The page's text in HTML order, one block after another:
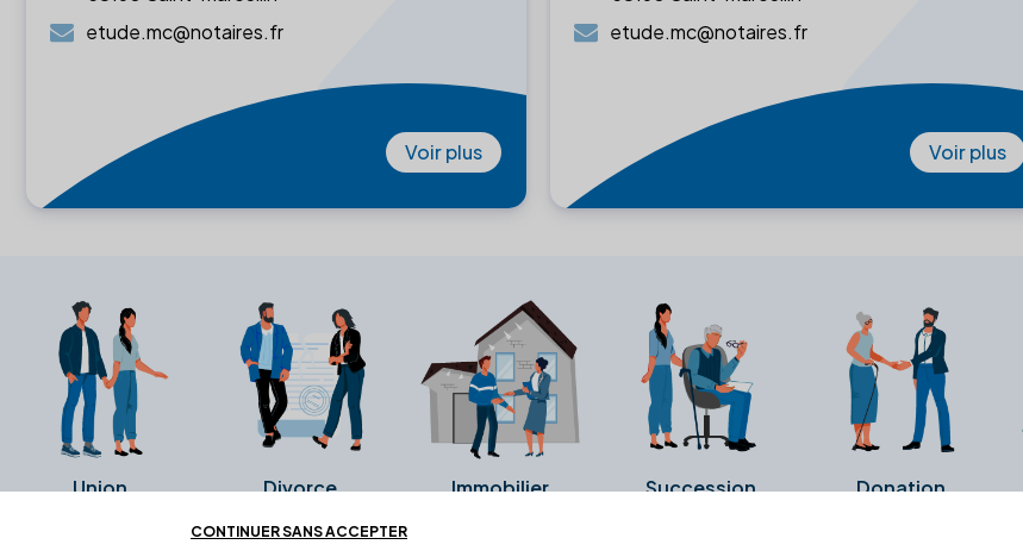
etude.mc@notaires.fr
Voir plus
etude.mc@notaires.fr
Voir plus
Union Divorce Immobilier Succession Donation
CONTINUER SANS ACCEPTER